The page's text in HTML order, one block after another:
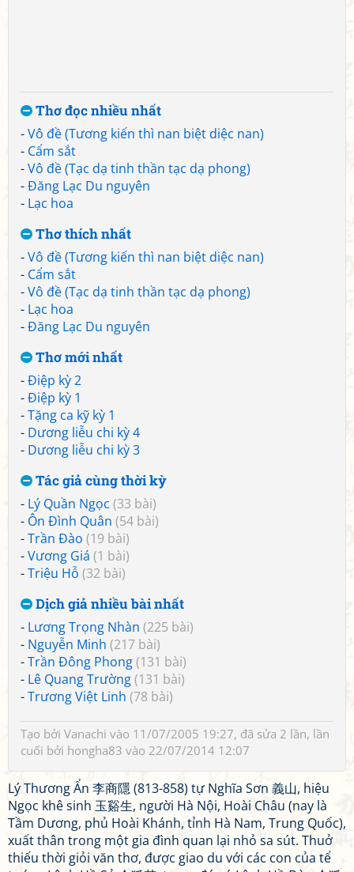
Thơ đọc nhiều nhất
-Vô đề (Tương kiến thì nan biệt diệc nan)
- Cẩm sắt
-Vô đề (Tạc dạ tinh thần tạc dạ phong)
-Đăng Lạc Du nguyên
- Lạc hoa
Thơ thích nhất
-Vô đề (Tương kiến thì nan biệt diệc nan)
- Cẩm sắt
-Vô đề (Tạc dạ tinh thần tạc dạ phong)
- Lạc hoa
-Đăng Lạc Du nguyên
Thơ mới nhất
-Điệp kỳ 2
-Điệp kỳ 1
-Tặng ca kỹ kỳ 1
- Dương liễu chi kỳ 4
- Dương liễu chi kỳ 3
Tác giả cùng thời kỳ
- Lý Quần Ngọc (33 bài)
- Ôn Đình Quân (54 bài)
-Trần Đào (19 bài)
-Vương Giá (1 bài)
-Triệu Hỗ (32 bài)
Dịch giả nhiều bài nhất
- Lương Trọng Nhàn (225 bài)
- Nguyễn Minh (217 bài)
-Trần Đông Phong(131 bài)
- Lê Quang Trường(131 bài)
-Trương Việt Linh (78 bài)
Tạo bởi Vanachi vào 11/07/2005 19:27, đã sửa 2 lần, lần
cuối bởi hongha83 vào 22/07/2014 12:07
Lý Thương Ẩn 李商隱 (813-858) tự Nghĩa Sơn 義山, hiệu
Ngọc khê sinh 玉谿生, người Hà Nội, Hoài Châu (nay là
Tầm Dương, phủ Hoài Khánh, tỉnh Hà Nam, Trung Quốc),
xuất thân trong một gia đình quan lại nhỏ sa sút. Thuở
thiếu thời giỏi văn thơ, được giao du với các con của tể